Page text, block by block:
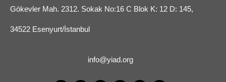
Gökevler Mah. 2312. Sokak No:16 C Blok K: 12 D: 145,
34522 Esenyurt/İstanbul
info@yiad.org